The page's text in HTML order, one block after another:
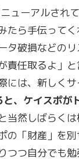
ューアルされ
たら手伝って
タ破損などの
責任取るよ」
には、新しく
、ケイスポが
当然しばらく
の「財産」を
つつ自分でも